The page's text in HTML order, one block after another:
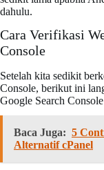
dahulu.
Cara Verifikasi
Console
Setelah kita sedikit
Console, berikut ini
Google Search
Baca Juga: 5
Alternatif cPanel